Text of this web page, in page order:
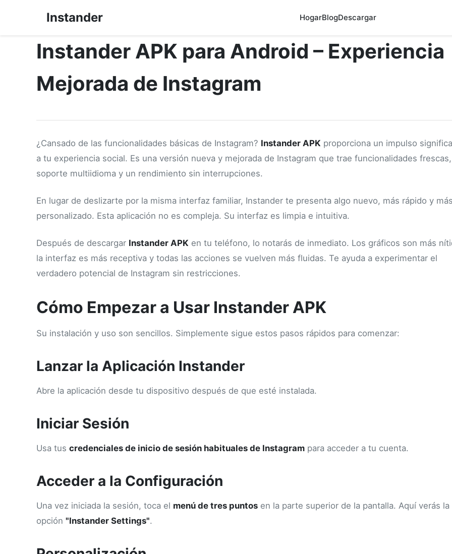
Instander HogarBlogDescargar
Instander APK para Android – Experiencia
Mejorada de Instagram
¿Cansado de las funcionalidades básicas de Instagram? Instander APK proporciona un impulso
a tu experiencia social. Es una versión nueva y mejorada de Instagram que trae funcionalidades frescas,
soporte multiidioma y un rendimiento sin interrupciones.
En lugar de deslizarte por la misma interfaz familiar, Instander te presenta algo nuevo, más rápido y más
personalizado. Esta aplicación no es compleja. Su interfaz es limpia e intuitiva.
Después de descargar Instander APK en tu teléfono, lo notarás de inmediato. Los gráficos son más
la interfaz es más receptiva y todas las acciones se vuelven más fluidas. Te ayuda a experimentar el
verdadero potencial de Instagram sin restricciones.
Cómo Empezar a Usar Instander APK
Su instalación y uso son sencillos. Simplemente sigue estos pasos rápidos para comenzar:
Lanzar la Aplicación Instander
Abre la aplicación desde tu dispositivo después de que esté instalada.
Iniciar Sesión
Usa tus credenciales de inicio de sesión habituales de Instagram para acceder a tu cuenta.
Acceder a la Configuración
Una vez iniciada la sesión, toca el menú de tres puntos en la parte superior de la pantalla. Aquí verás la
opción "Instander Settings".